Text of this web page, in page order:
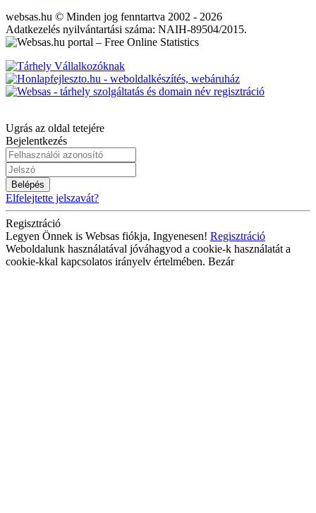
websas.hu © Minden jog fenntartva 2002 - 2026
Adatkezelés nyilvántartási száma: NAIH-89504/2015.
Ugrás az oldal tetejére
Bejelentkezés
Belépés
Elfelejtette jelszavát?
Regisztráció
Legyen Önnek is Websas fiókja, Ingyenesen! Regisztráció
Weboldalunk használatával jóváhagyod a cookie-k használatát a
cookie-kkal kapcsolatos irányelv értelmében. Bezár